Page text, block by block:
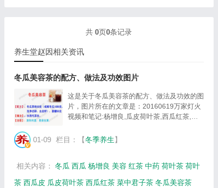
出的淋巴癌，图片尺寸390x378像素，格式是JPG...
共0页0条记录
养生堂赵因相关资讯
冬瓜美容茶的配方、做法及功效图片
这是关于冬瓜美容茶的配方、做法及功效的图
片，图片所在的文章是：20160619万家灯火
视频和笔记:杨增良,瓜皮荷叶茶,西瓜红茶,君
图片大小是60864Byte。...
01-09 栏目：【冬季养生】
相关内容： 冬瓜 西瓜 杨增良 美容 红茶 中药 荷叶茶 荷叶
茶 西瓜皮 瓜皮荷叶茶 西瓜红茶 菜中君子茶 冬瓜美容茶